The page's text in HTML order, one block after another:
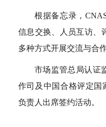
根据备忘录，
信息交换、人员互访、
多种方式开展交流与合作
市场监管总局认证
作司及中国合格评定国
负责人出席签约活动。